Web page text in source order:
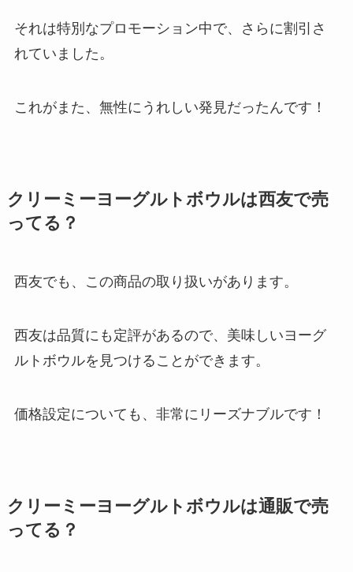
それは特別なプロモーション中で、さらに割引さ
れていました。
これがまた、無性にうれしい発見だったんです！
クリーミーヨーグルトボウルは西友で売
ってる？
西友でも、この商品の取り扱いがあります。
西友は品質にも定評があるので、美味しいヨーグ
ルトボウルを見つけることができます。
価格設定についても、非常にリーズナブルです！
クリーミーヨーグルトボウルは通販で売
ってる？